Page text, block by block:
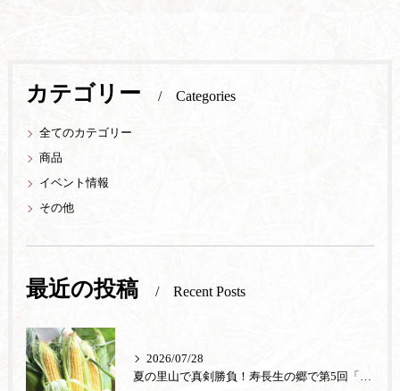
カテゴリー Categories
全てのカテゴリー
商品
イベント情報
その他
最近の投稿 Recent Posts
2026/07/28
夏の里山で真剣勝負！寿長生の郷で第5回「とうもろこし早むきグランプリ」を8月9日（日）に開催します